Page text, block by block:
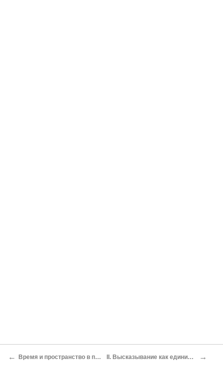
← Время и пространство в произведениях Гете II. Высказывание как единица речевого общения →